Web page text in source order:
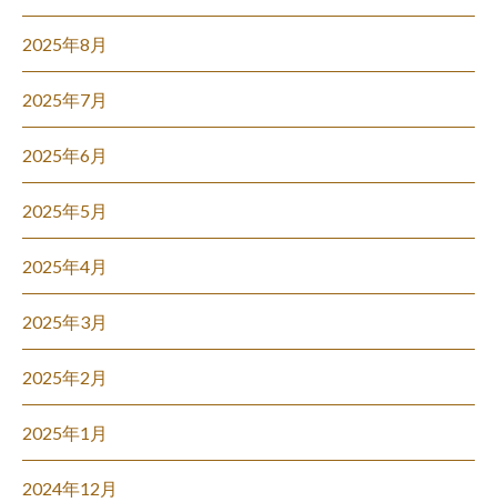
2025年8月
2025年7月
2025年6月
2025年5月
2025年4月
2025年3月
2025年2月
2025年1月
2024年12月